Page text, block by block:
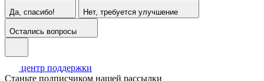
Да, спасибо! Нет, требуется улучшение
Остались вопросы
центр поддержки
Станьте подписчиком нашей рассылки